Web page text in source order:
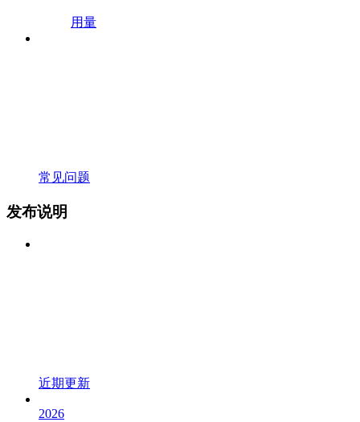
用量
常见问题
发布说明
近期更新
2026